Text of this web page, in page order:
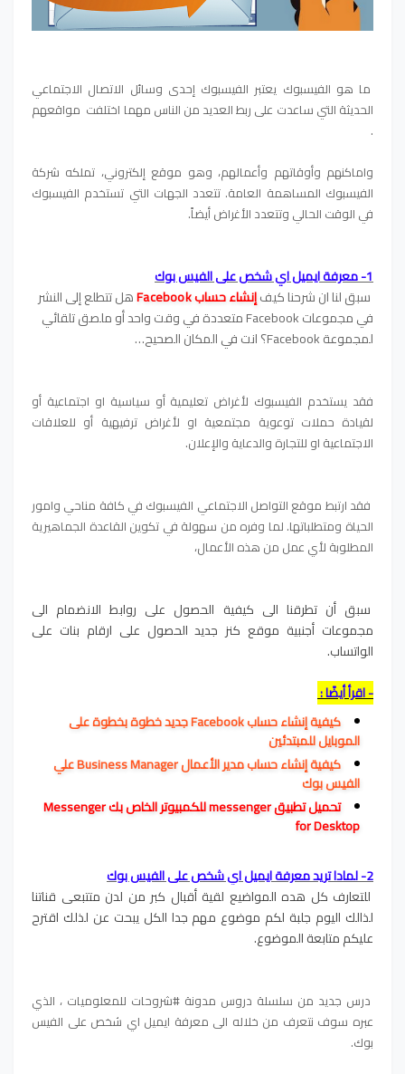
ما هو الفيسبوك يعتبر الفيسبوك إحدى وسائل الاتصال الاجتماعي
الحديثة التي ساعدت على ربط العديد من الناس مهما اختلفت مواقعهم
.
واماكنهم وأوقاتهم وأعمالهم، وهو موقع إلكتروني، تملكه شركة
الفيسبوك المساهمة العامة. تتعدد الجهات التي تستخدم الفيسبوك
في الوقت الحالي وتتعدد الأغراض أيضاً.
1- معرفة ايميل اي شخص على الفيس بوك
سبق لنا ان شرحنا كيفإنشاء حسابFacebookهل تتطلع إلى النشر
في مجموعات Facebook متعددة في وقت واحد أو ملصق تلقائي
لمجموعة Facebook؟ انت في المكان الصحيح…
فقد يستخدم الفيسبوك لأغراض تعليمية أو سياسية او اجتماعية أو
لقيادة حملات توعوية مجتمعية او لأغراض ترفيهية أو للعلاقات
الاجتماعية او للتجارة والدعاية والإعلان.
فقد ارتبط موقع التواصل الاجتماعي الفيسبوك في كافة مناحي وامور
الحياة ومتطلباتها. لما وفره من سهولة في تكوين القاعدة الجماهيرية
المطلوبة لأي عمل من هذه الأعمال،
سبق أن تطرقنا الى كيفية الحصول على روابط الانضمام الى
مجموعات أجنبية موقع كنز جديد الحصول على ارقام بنات على
الواتساب.
- اقرأ أيضًا :
كيفية إنشاء حساب Facebook جديد خطوة بخطوة على
الموبايل للمبتدئين
كيفية إنشاء حساب مدير الأعمال Business Manager علي
الفيس بوك
تحميل تطبيق messenger للكمبيوتر الخاص بك Messenger
for Desktop
2- لمادا تريد
معرفة ايميل اي شخص على الفيس بوك
للتعارف كل هده المواضيع لقية أقبال كبر من لدن متتبعي قناتنا
لذالك اليوم جلبة لكم موضوع مهم جدا الكل يبحت عن لذلك اقترح
عليكم متابعة الموضوع.
درس جديد من سلسلة دروس مدونة #شروحات للمعلوميات ، الذي
عبره سوف نتعرف من خلاله الى معرفة ايميل اي شخص على الفيس
بوك.